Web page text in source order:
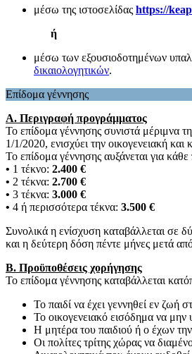
μέσω της ιστοσελίδας https://
ή
μέσω των εξουσιοδοτημένων
δικαιολογητικών.
Επίδομα γέννησης
Α. Περιγραφή προγράμματος
Το επίδομα γέννησης συνιστά μέριμνα
1/1/2020, ενισχύει την οικογενειακή και
Το επίδομα γέννησης αυξάνεται για
• 1 τέκνο: 2.400 €
• 2 τέκνα: 2.700 €
• 3 τέκνα: 3.000 €
• 4 ή περισσότερα τέκνα: 3.500 €
Συνολικά η ενίσχυση καταβάλλεται σε
και η δεύτερη δόση πέντε μήνες μετά
Β. Προϋποθέσεις χορήγησης
Το επίδομα γέννησης καταβάλλεται
Το παιδί να έχει γεννηθεί εν ζωή
Το οικογενειακό εισόδημα να
Η μητέρα του παιδιού ή ο έχων
Οι πολίτες τρίτης χώρας να